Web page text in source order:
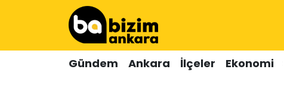
Gündem Ankara İlçeler Ekonomi
Hava Durumu